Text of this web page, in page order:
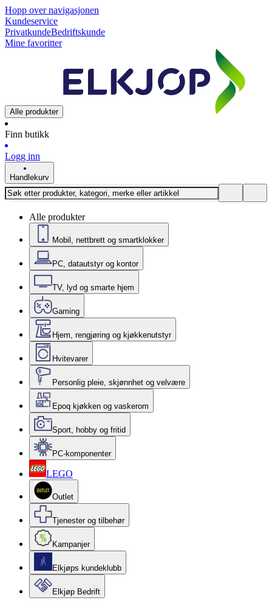
Hopp over navigasjonen
Kundeservice
PrivatkundeBedriftskunde
Mine favoritter
Alle produkter
Finn butikk
Logg inn
Handlekurv
Alle produkter
Mobil, nettbrett og smartklokker
PC, datautstyr og kontor
TV, lyd og smarte hjem
Gaming
Hjem, rengjøring og kjøkkenutstyr
Hvitevarer
Personlig pleie, skjønnhet og velvære
Epoq kjøkken og vaskerom
Sport, hobby og fritid
PC-komponenter
LEGO
Outlet
Tjenester og tilbehør
Kampanjer
Elkjøps kundeklubb
Elkjøp Bedrift